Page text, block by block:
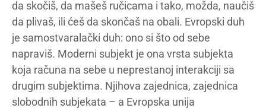
da skočiš, da mašeš ručicama i tako, možda, naučiš
da plivaš, ili ćeš da skončaš na obali. Evropski duh
je samostvaralački duh: ono si što od sebe
napraviš. Moderni subjekt je ona vrsta subjekta
koja računa na sebe u neprestanoj interakciji sa
drugim subjektima. Njihova zajednica, zajednica
slobodnih subjekata – a Evropska unija